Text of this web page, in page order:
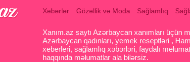
Xəbərlər Gözəllik və Moda Sağlamlıq
Xanım.az saytı Azərbaycan xanımları üçün
Azərbaycan qadınları, yemek reseptləri ,
xeberleri, sağlamlıq xəbərləri, faydalı
haqqında məlumatlar ala bilərsiz.